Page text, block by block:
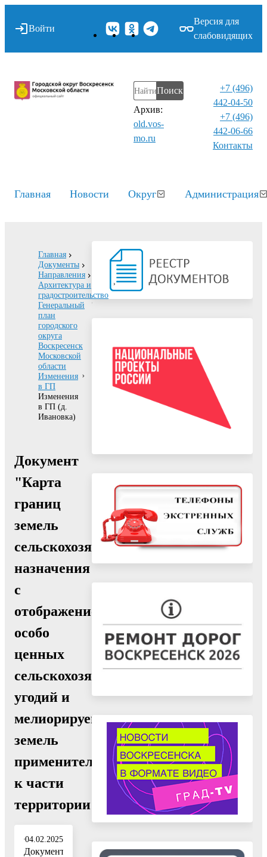
Войти
Версия для
слабовидящих
Поиск
Архив:
old.vos-
mo.ru
+7 (496)
442-04-50
+7 (496)
442-06-66
Контакты⁠
Главная Новости Округ Администрация
Главная
Документы
Направления
Архитектура и
градостроительство
Генеральный
план
городского
округа
Воскресенск
Московской
области
Изменения
в ГП
Изменения
в ГП (д.
Ивановка)
Документ
"Карта
границ
земель
сельскохозяйственного
назначения
с
отображением
особо
ценных
сельскохозяйственных
угодий и
мелиорируемых
земель
применительно
к части
территории"
04.02.2025
Документ: